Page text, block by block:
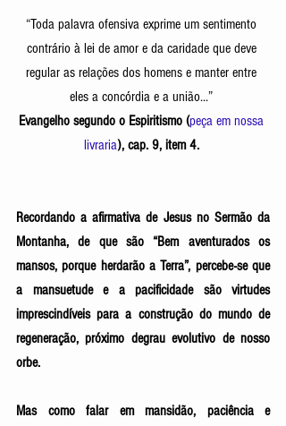
“Toda palavra ofensiva exprime um sentimento
contrário à lei de amor e da caridade que deve
regular as relações dos homens e manter entre
eles a concórdia e a união...”
Evangelho segundo o Espiritismo (peça em nossa
livraria), cap. 9, item 4.
Recordando a afirmativa de Jesus no Sermão da
Montanha, de que são “Bem aventurados os
mansos, porque herdarão a Terra”, percebe-se que
a mansuetude e a pacificidade são virtudes
imprescindíveis para a construção do mundo de
regeneração, próximo degrau evolutivo de nosso
orbe.
Mas como falar em mansidão, paciência e